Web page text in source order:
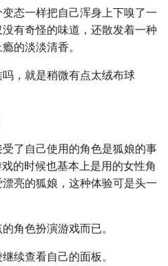
态一样把自己浑身上下嗅了一
有奇怪的味道，还散发着一种
的淡淡清香。
，就是稍微有点太绒布球
了自己使用的角色是狐娘的事
的时候也基本上是用的女性角
亮的狐娘，这种体验可是头一
角色扮演游戏而已。
续查看自己的面板。